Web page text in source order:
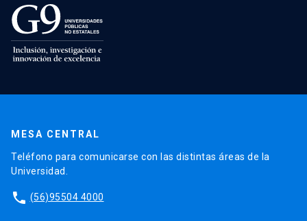
MESA CENTRAL
Teléfono para comunicarse con las distintas áreas de la
Universidad.
phone (56)95504 4000